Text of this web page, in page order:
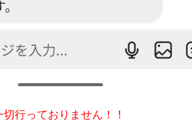
行っておりません！！